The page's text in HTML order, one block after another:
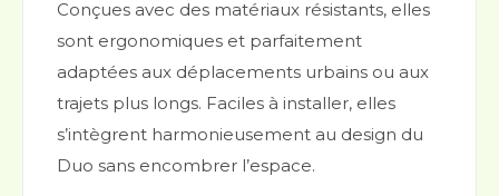
Conçues avec des matériaux résistants, elles
sont ergonomiques et parfaitement
adaptées aux déplacements urbains ou aux
trajets plus longs. Faciles à installer, elles
s’intègrent harmonieusement au design du
Duo sans encombrer l’espace.